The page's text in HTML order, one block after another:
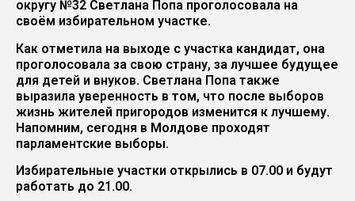
округу №32 Светлана Попа проголосовала на
своём избирательном участке.
Как отметила на выходе с участка кандидат, она
проголосовала за свою страну, за лучшее будущее
для детей и внуков. Светлана Попа также
выразила уверенность в том, что после выборов
жизнь жителей пригородов изменится к лучшему.
Напомним, сегодня в Молдове проходят
парламентские выборы.
Избирательные участки открылись в 07.00 и будут
работать до 21.00.